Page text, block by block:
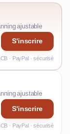
ajustable
S'inscrire
CB · PayPal · sécurisé
ajustable
S'inscrire
CB · PayPal · sécurisé